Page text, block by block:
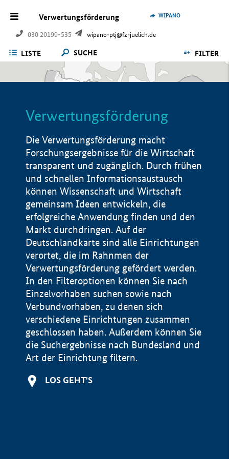
Verwertungsförderung
030 20199-535 wipano-ptj@fz-juelich.de
WIPANO
LISTE SUCHE FILTER
Verwertungsförderung
Die Verwertungsförderung macht
Forschungsergebnisse für die Wirtschaft
transparent und zugänglich. Durch frühen
und schnellen Informationsaustausch
können Wissenschaft und Wirtschaft
gemeinsam Ideen entwickeln, die
erfolgreiche Anwendung finden und den
Markt durchdringen. Auf der
Deutschlandkarte sind alle Einrichtungen
verortet, die im Rahnmen der
Verwertungsförderung gefördert werden.
In den Filteroptionen können Sie nach
Einzelvorhaben suchen sowie nach
Verbundvorhaben, zu denen sich
verschiedene Einrichtungen zusammen
geschlossen haben. Außerdem können Sie
die Suchergebnisse nach Bundesland und
Art der Einrichtung filtern.
LOS GEHT'S